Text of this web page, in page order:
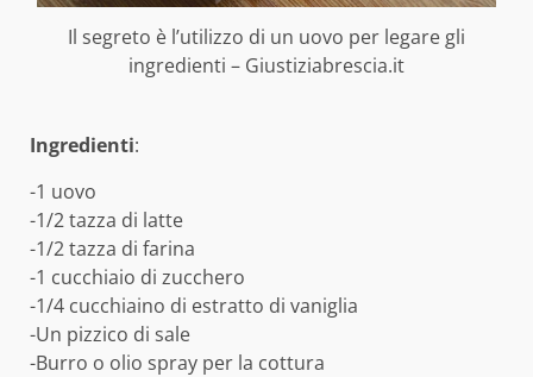
Il segreto è l’utilizzo di un uovo per legare gli
ingredienti – Giustiziabrescia.it
Ingredienti:
-1 uovo
-1/2 tazza di latte
-1/2 tazza di farina
-1 cucchiaio di zucchero
-1/4 cucchiaino di estratto di vaniglia
-Un pizzico di sale
-Burro o olio spray per la cottura